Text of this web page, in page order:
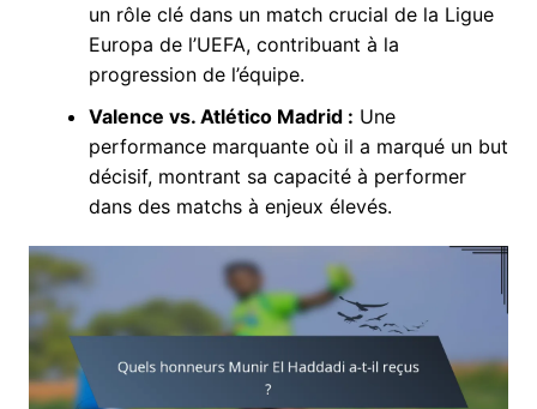
un rôle clé dans un match crucial de la Ligue
Europa de l’UEFA, contribuant à la
progression de l’équipe.
Valence vs. Atlético Madrid : Une
performance marquante où il a marqué un but
décisif, montrant sa capacité à performer
dans des matchs à enjeux élevés.